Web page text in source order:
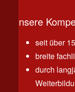
Unsere
seit über
breite
durch